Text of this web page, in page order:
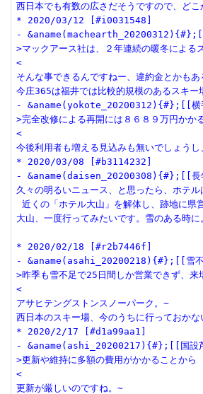
西日本でも有数の広さだそうですので、ど
* 2020/03/12 [#i0031548]
-
>マックアース社は、２年連続の暖冬による
<
そんな事できるんですねー、違約金とかもあ
今庄365は福井では比較的規模のあるスキ
- &aname(yokote_20200312){#};[[横
>完全改修による再開には８６８９万円かか
<
今後利用者も増える見込みも無いでしょう
* 2020/03/08 [#b3114232]
- &aname(daisen_20200308){#};[[長
久々の明るいニュース、と思ったら、ホテ
近くの「ホテル大山」を解体し、跡地に県
大山、一度行ってみたいです。雪のある時に
* 2020/02/18 [#r2b7446f]
- &aname(asahi_20200218){#};[[雪
>昨季も雪不足で25日間しか営業できず、来
<
アサヒテングストンスノーパーク。~
西日本のスキー場、今のうちに行っておか
* 2020/2/17 [#d1a99aa1]
- &aname(ashi_20200217){#};[[国設
>更新や維持に多額の費用がかかることから
<
更新が厳しいのですね。~